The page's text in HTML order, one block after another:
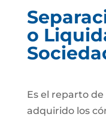
o
Es el reparto de
adquirido los